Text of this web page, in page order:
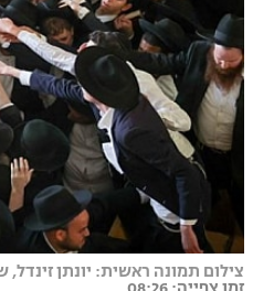
צילום תמונה ראשית: יונתן זינדל,